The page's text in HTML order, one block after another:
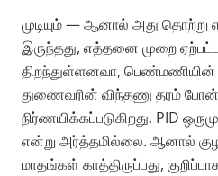
முடியும் — ஆனால் அது தொற்று
இருந்தது, எத்தனை முறை
திறந்துள்ளனவா, பெண்மணியின்
துணைவரின் விந்தணு தரம்
நிர்ணயிக்கப்படுகிறது. PID
என்று அர்த்தமில்லை. ஆனால்
மாதங்கள் காத்திருப்பது,